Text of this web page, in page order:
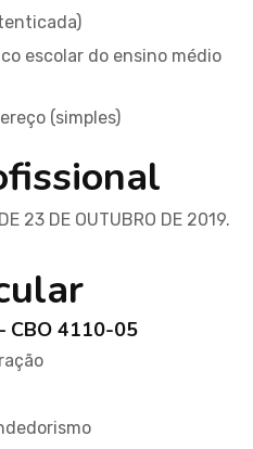
escolar do ensino médio
(simples)
23 DE OUTUBRO DE 2019.
CBO 4110-05